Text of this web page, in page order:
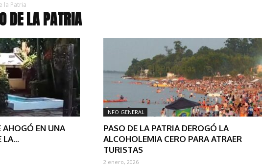
NOTICIAS
la Patria
DE LA PATRIA
AHOGÓ EN UNA
LA...
INFO GENERAL
PASO DE LA PATRIA DEROGÓ LA
ALCOHOLEMIA CERO PARA ATRAER
TURISTAS
2 enero, 2026